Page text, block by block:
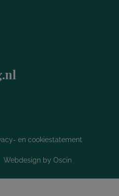
en cookiestatement
Webdesign by Oscin